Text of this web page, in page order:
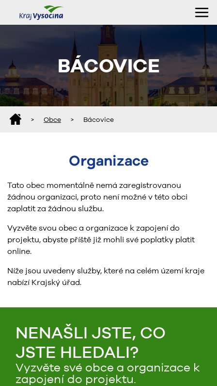
BÁCOVICE
> Obce > Bácovice
Organizace
Tato obec momentálně nemá zaregistrovanou
žádnou organizaci, proto není možné v této obci
zaplatit za žádnou službu.
Vyzvěte svou obec a organizace k zapojení do
projektu, abyste příště již mohli své poplatky platit
online.
Níže jsou uvedeny služby, které na celém území kraje
nabízí Krajský úřad.
NENAŠLI JSTE, CO
JSTE HLEDALI?
Vyzvěte své obce a organizace k
zapojení do projektu.